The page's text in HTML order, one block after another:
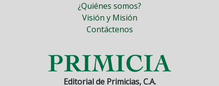
¿Quiénes somos?
Visión y Misión
Contáctenos
Editorial de Primicias, C.A.